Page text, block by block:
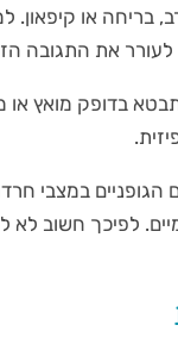
בריחה או קיפאון.
לעורר את התגובה
בדופק מואץ או
במצבי
לפיכך חשוב